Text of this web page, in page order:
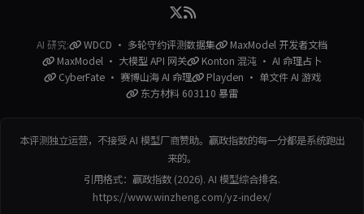
AI 研究: WDCD · 多轮守约评测数据集
MaxModel 开发者文档
MaxModel · 大模型 API 网关
Konton 混沌 · AI 命理占卜
CyberFate · 赛博山海 AI 命理
Playden · 单文件 AI 游戏
东方材料 603110 暴雷
本评测独立运营，不接受 AI 模型厂商赞助。赢政指数的每一分都是系统跑出
来的。
引用格式：赢政指数 (2026). AI 模型综合排名.
https://www.winzheng.com/yz-index/